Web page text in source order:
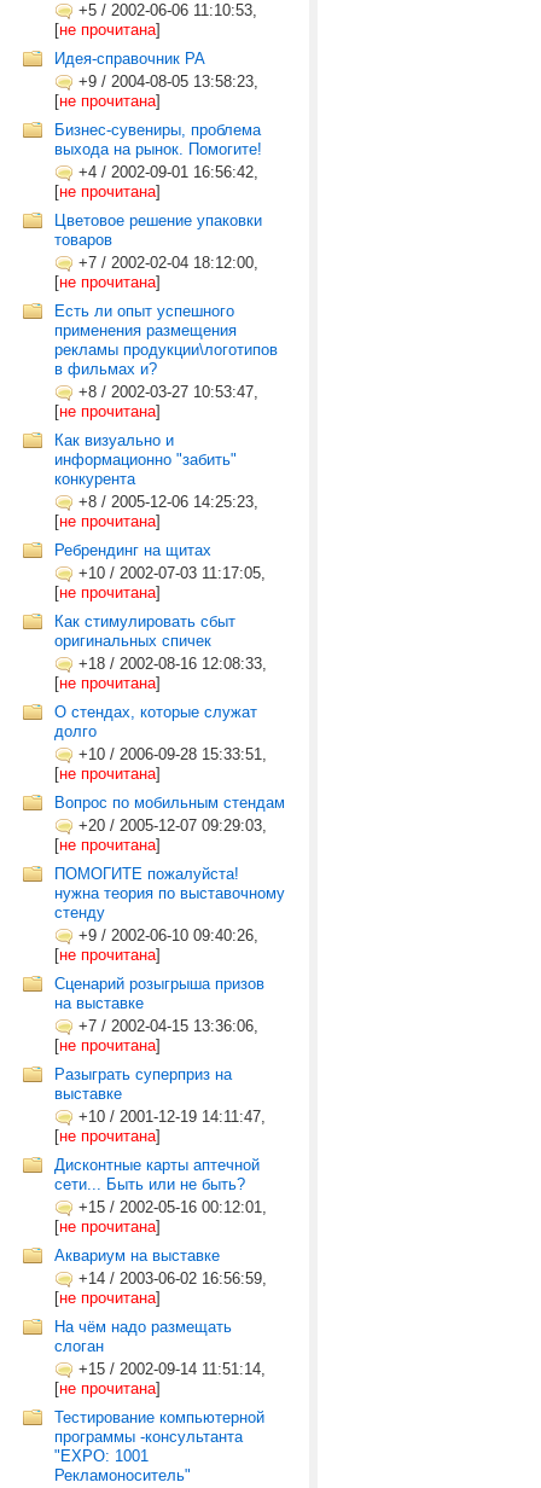
+5 / 2002-06-06 11:10:53,
[не прочитана]
Идея-справочник РА
+9 / 2004-08-05 13:58:23,
[не прочитана]
Бизнес-сувениры, проблема
выхода на рынок. Помогите!
+4 / 2002-09-01 16:56:42,
[не прочитана]
Цветовое решение упаковки
товаров
+7 / 2002-02-04 18:12:00,
[не прочитана]
Есть ли опыт успешного
применения размещения
рекламы продукции\логотипов
в фильмах и?
+8 / 2002-03-27 10:53:47,
[не прочитана]
Как визуально и
информационно "забить"
конкурента
+8 / 2005-12-06 14:25:23,
[не прочитана]
Ребрендинг на щитах
+10 / 2002-07-03 11:17:05,
[не прочитана]
Как стимулировать сбыт
оригинальных спичек
+18 / 2002-08-16 12:08:33,
[не прочитана]
О стендах, которые служат
долго
+10 / 2006-09-28 15:33:51,
[не прочитана]
Вопрос по мобильным стендам
+20 / 2005-12-07 09:29:03,
[не прочитана]
ПОМОГИТЕ пожалуйста!
нужна теория по выставочному
стенду
+9 / 2002-06-10 09:40:26,
[не прочитана]
Сценарий розыгрыша призов
на выставке
+7 / 2002-04-15 13:36:06,
[не прочитана]
Разыграть суперприз на
выставке
+10 / 2001-12-19 14:11:47,
[не прочитана]
Дисконтные карты аптечной
сети... Быть или не быть?
+15 / 2002-05-16 00:12:01,
[не прочитана]
Аквариум на выставке
+14 / 2003-06-02 16:56:59,
[не прочитана]
На чём надо размещать
слоган
+15 / 2002-09-14 11:51:14,
[не прочитана]
Тестирование компьютерной
программы -консультанта
"EXPO: 1001
Рекламоноситель"